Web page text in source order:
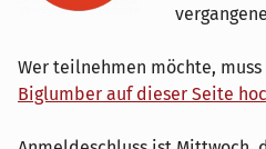
Wer teilnehmen möchte,
Biglumber auf dieser Seite